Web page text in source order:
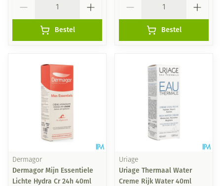
Bestel Bestel
Dermagor
Dermagor Mijn Essentiele
Lichte Hydra Cr 24h 40ml
Uriage
Uriage Thermaal Water
Creme Rijk Water 40ml